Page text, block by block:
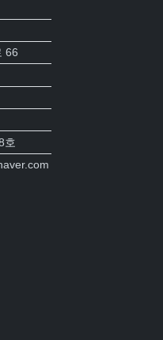
66
호